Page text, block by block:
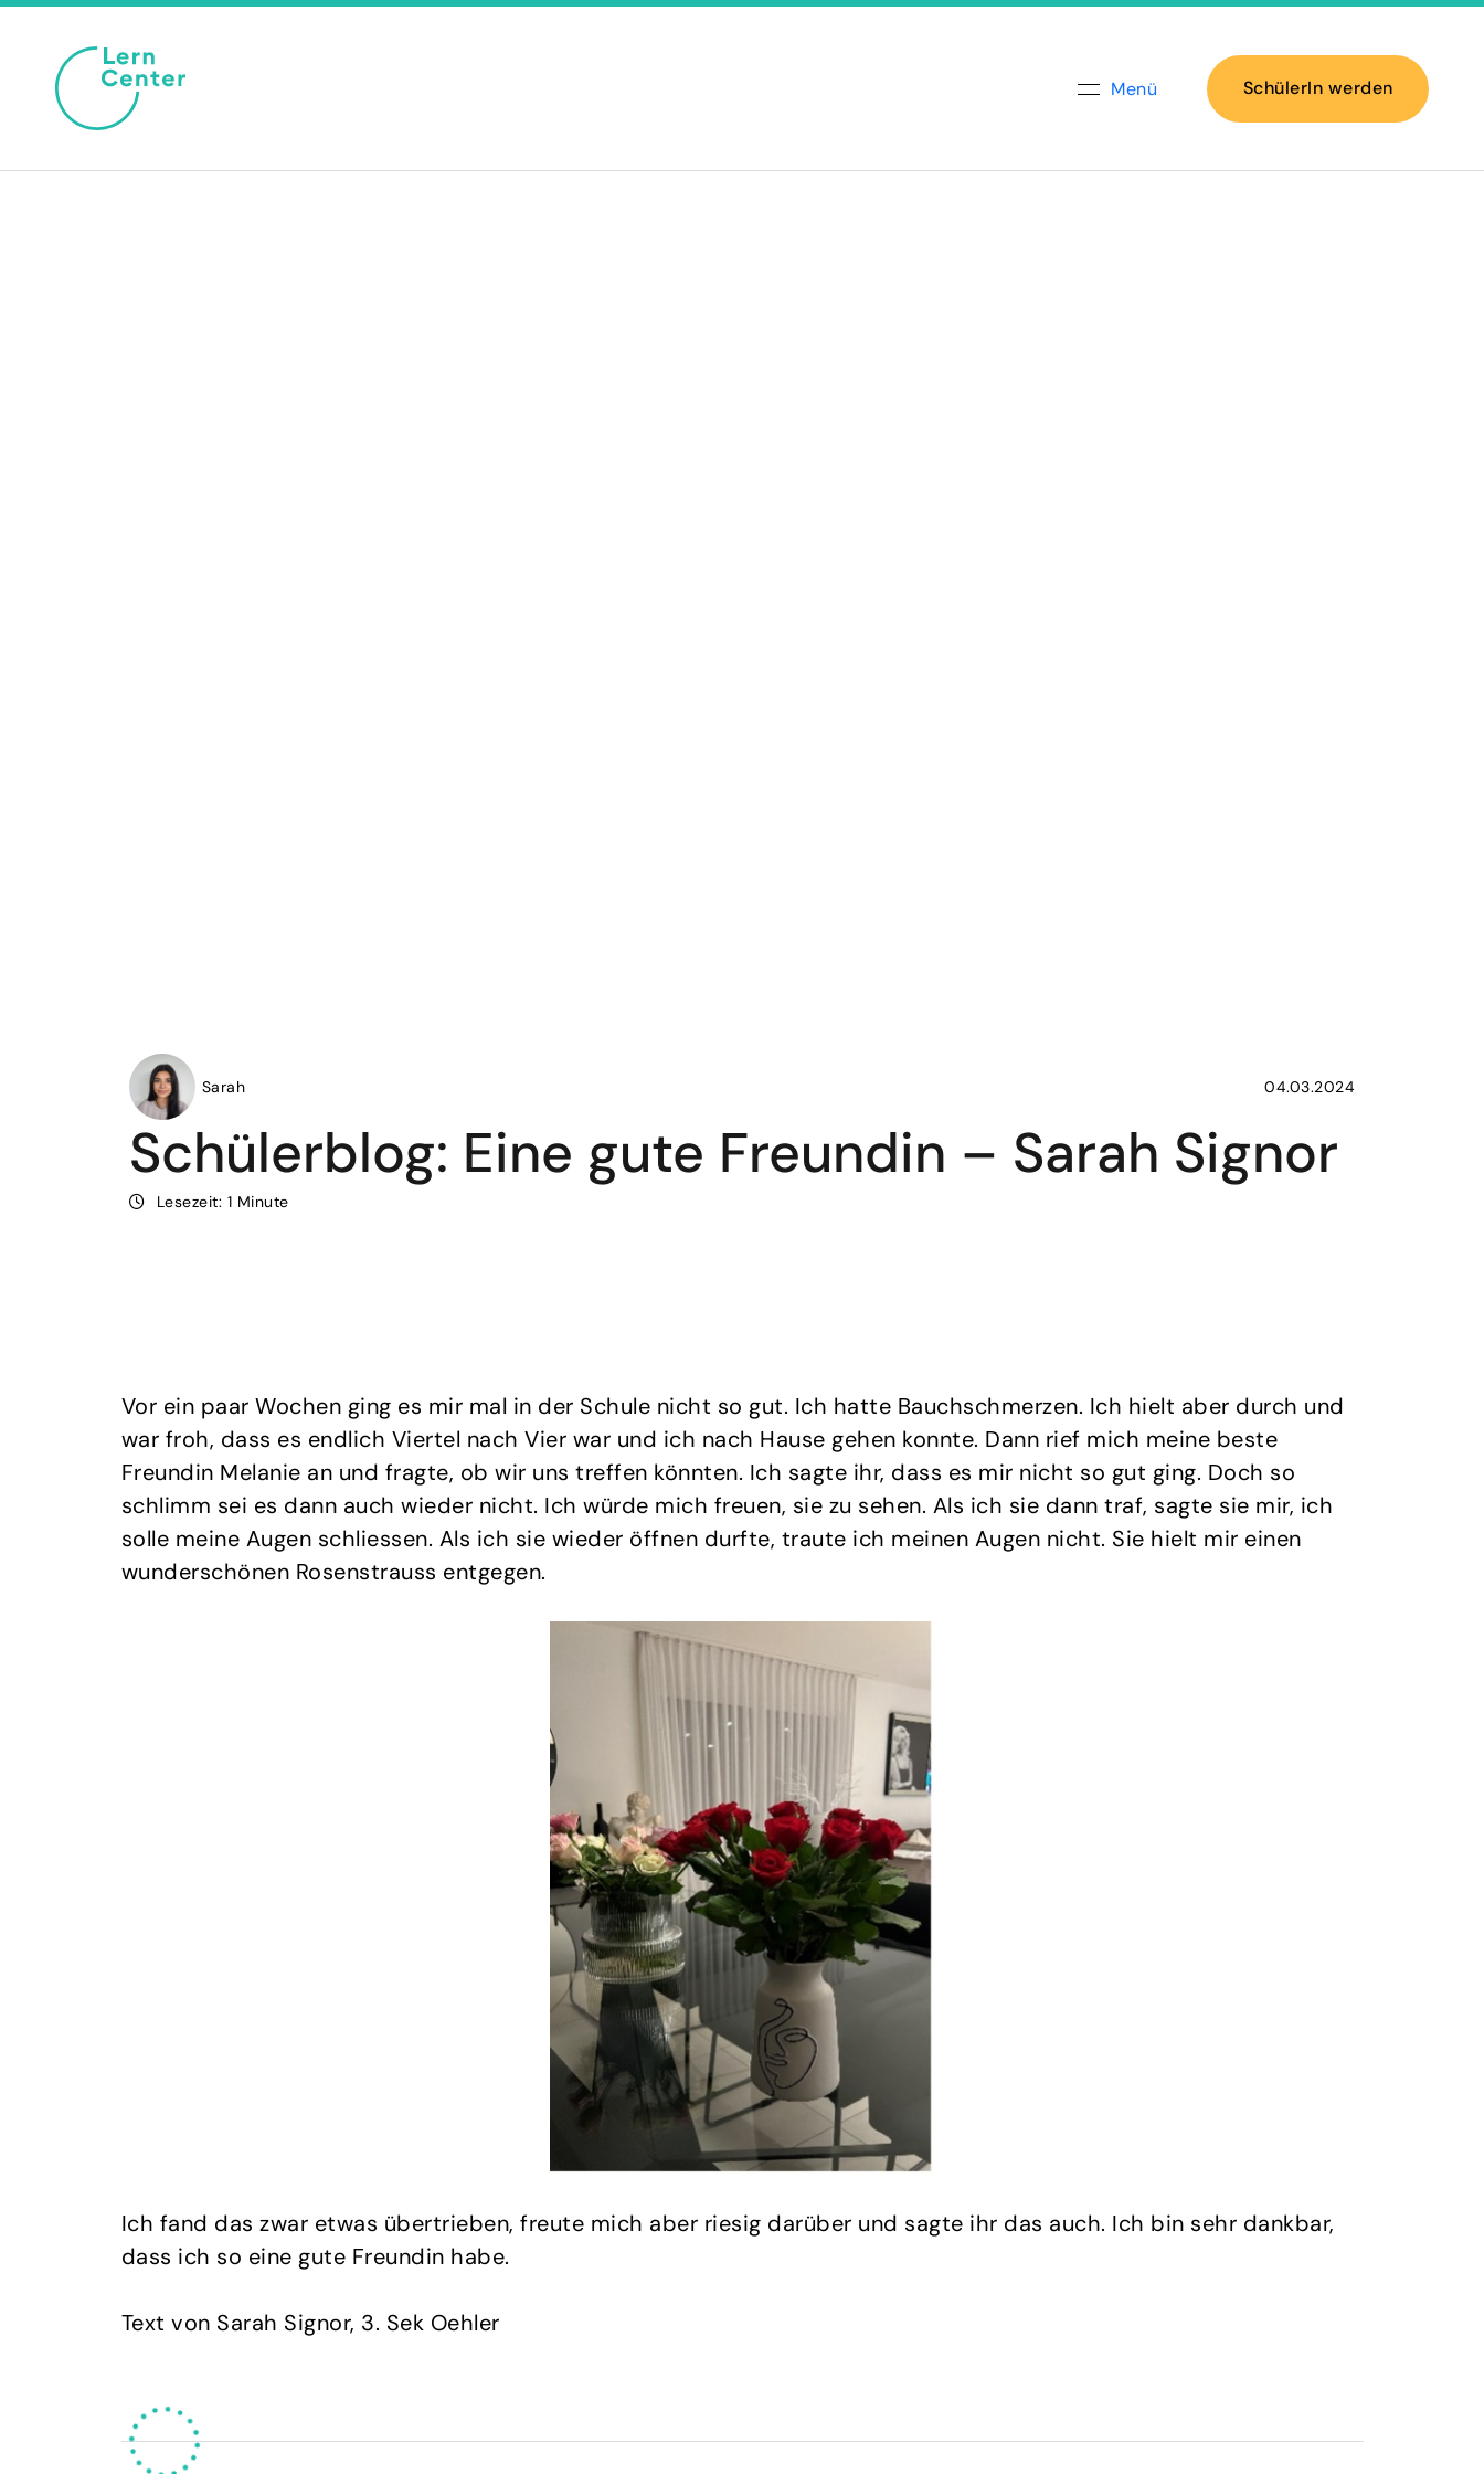
Menü SchülerIn werden
Sarah 04.03.2024
Schülerblog: Eine gute Freundin – Sarah Signor
Lesezeit: 1 Minute
Vor ein paar Wochen ging es mir mal in der Schule nicht so gut. Ich hatte Bauchschmerzen. Ich hielt aber durch und
war froh, dass es endlich Viertel nach Vier war und ich nach Hause gehen konnte. Dann rief mich meine beste
Freundin Melanie an und fragte, ob wir uns treffen könnten. Ich sagte ihr, dass es mir nicht so gut ging. Doch so
schlimm sei es dann auch wieder nicht. Ich würde mich freuen, sie zu sehen. Als ich sie dann traf, sagte sie mir, ich
solle meine Augen schliessen. Als ich sie wieder öffnen durfte, traute ich meinen Augen nicht. Sie hielt mir einen
wunderschönen Rosenstrauss entgegen.
Ich fand das zwar etwas übertrieben, freute mich aber riesig darüber und sagte ihr das auch. Ich bin sehr dankbar,
dass ich so eine gute Freundin habe.
Text von Sarah Signor, 3. Sek Oehler